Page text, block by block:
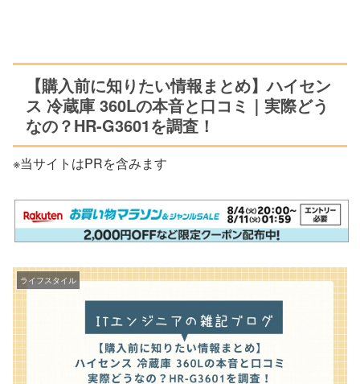
【購入前に知りたい情報まとめ】ハイセン
ス 冷蔵庫 360Lの本音と口コミ｜実際どう
なの？HR-G3601を調査！
※当サイトはPRを含みます
ライフスタイル